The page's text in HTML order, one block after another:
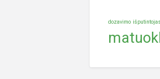
dozavimo